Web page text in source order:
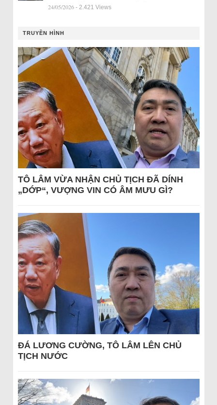
24/05/2026 - 2.421 Views
TRUYỀN HÌNH
TÔ LÂM VỪA NHẬN CHỦ TỊCH ĐÃ DÍNH
„DỚP“, VƯỢNG VIN CÓ ÂM MƯU GÌ?
ĐÁ LƯƠNG CƯỜNG, TÔ LÂM LÊN CHỦ
TỊCH NƯỚC